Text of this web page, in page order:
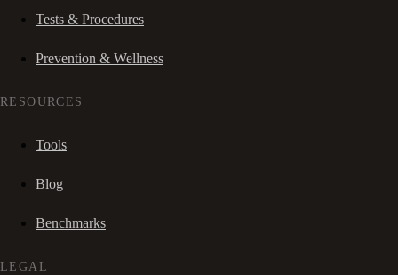
Tests & Procedures
Prevention & Wellness
RESOURCES
Tools
Blog
Benchmarks
LEGAL